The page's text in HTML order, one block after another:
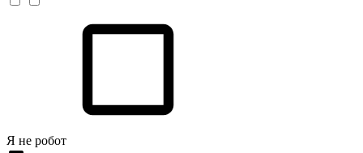
Я нe рoбoт